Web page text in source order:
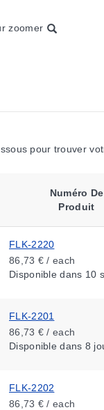
zoomer
pour trouver
Numéro De
Produit
FLK-2220
86,73 € / each
Disponible dans 10
FLK-2201
86,73 € / each
Disponible dans 8
FLK-2202
86,73 € / each